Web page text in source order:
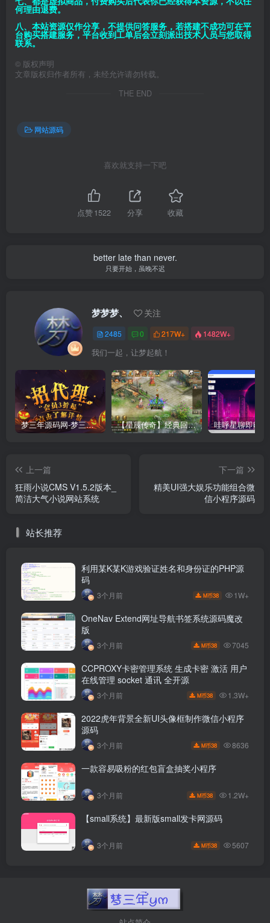
何理由退费。
八、本站资源仅作分享，不提供问答服务，若搭建不成功可在平
台购买搭建服务，平台收到工单后会立刻派出技术人员与您取得
联系。
© 版权声明
文章版权归作者所有，未经允许请勿转载。
THE END
网站源码
喜欢就支持一下吧
点赞1522 分享 收藏
better late than never.
只要开始，虽晚不迟
梦梦梦、 关注
2485 0 217W+ 1482W+
我们一起，让梦起航！
梦三年源码网-梦三年ym会员代理详情 【星辰传奇】经典回合制手游+安卓端+GM工具+详细搭建教程
上一篇
狂雨小说CMS V1.5.2版本_
简洁大气小说网站系统
下一篇
精美UI强大娱乐功能组合微
信小程序源码
站长推荐
利用某K某K游戏验证姓名和身份证的PHP源
码
3个月前 M币38 1W+
OneNav Extend网址导航书签系统源码魔改
版
3个月前 M币38 7045
CCPROXY卡密管理系统 生成卡密 激活 用户
在线管理 socket 通讯 全开源
3个月前 M币38 1.3W+
2022虎年背景全新UI头像框制作微信小程序
源码
3个月前 M币38 8636
一款容易吸粉的红包盲盒抽奖小程序
3个月前 M币38 1.2W+
【small系统】最新版small发卡网源码
3个月前 M币38 5607